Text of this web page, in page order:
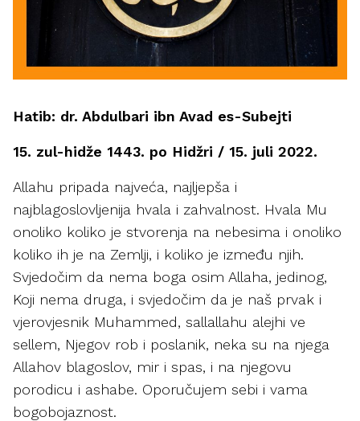
Hatib: dr. Abdulbari ibn Avad es-Subejti
15. zul-hidže 1443. po Hidžri / 15. juli 2022.
Allahu pripada najveća, najljepša i
najblagoslovljenija hvala i zahvalnost. Hvala Mu
onoliko koliko je stvorenja na nebesima i onoliko
koliko ih je na Zemlji, i koliko je između njih.
Svjedočim da nema boga osim Allaha, jedinog,
Koji nema druga, i svjedočim da je naš prvak i
vjerovjesnik Muhammed, sallallahu alejhi ve
sellem, Njegov rob i poslanik, neka su na njega
Allahov blagoslov, mir i spas, i na njegovu
porodicu i ashabe. Oporučujem sebi i vama
bogobojaznost.